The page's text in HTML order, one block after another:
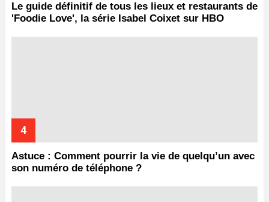
Le guide définitif de tous les lieux et restaurants de
'Foodie Love', la série Isabel Coixet sur HBO
Astuce : Comment pourrir la vie de quelqu’un avec
son numéro de téléphone ?